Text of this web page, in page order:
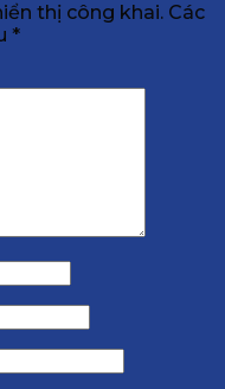
thị công khai. Các
*